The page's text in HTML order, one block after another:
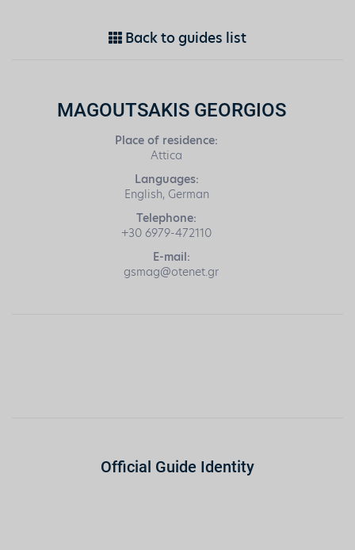
Back to guides list
MAGOUTSAKIS GEORGIOS
Place of residence:
Attica
Languages:
English, German
Telephone:
+30 6979-472110
E-mail:
gsmag@otenet.gr
Official Guide Identity